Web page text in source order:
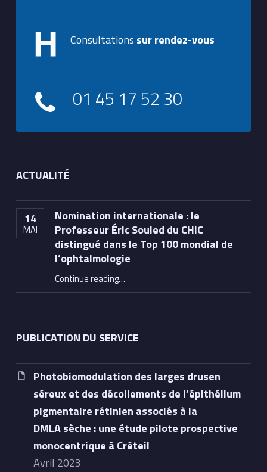
Consultations sur rendez-vous
01 45 17 52 30
ACTUALITÉ
14
MAI
Nomination internationale : le
Professeur Éric Souied du CHIC
distingué dans le Top 100 mondial de
l’ophtalmologie
Continue reading“Nomination internationale : le Professeur Éric Souied du CHIC distingué dans le Top 100 mondial de l’ophtalmologie”
…
PUBLICATION DU SERVICE
Photobiomodulation des larges drusen
séreux et des décollements de l’épithélium
pigmentaire rétinien associés à la
DMLA sèche : une étude pilote prospective
monocentrique à Créteil
avril 2023